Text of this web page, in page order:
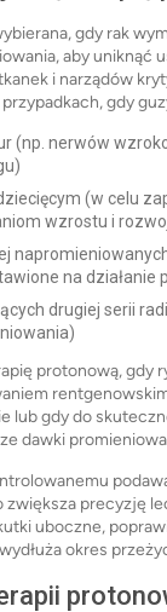
gdy rak
aby uniknąć
i narządów
gdy
(np. nerwów
(w celu
wzrostu i
na działanie
drugiej serii
protonową, gdy
lub gdy do
dawki
zwiększa precyzję
uboczne,
okres